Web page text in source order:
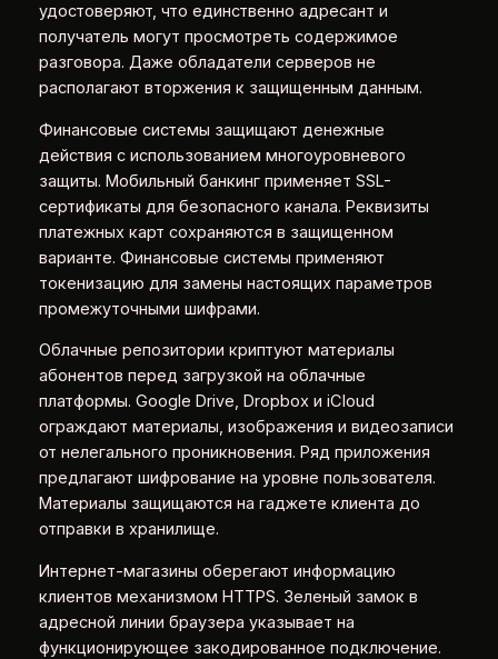
удостоверяют, что единственно адресант и
получатель могут просмотреть содержимое
разговора. Даже обладатели серверов не
располагают вторжения к защищенным данным.
Финансовые системы защищают денежные
действия с использованием многоуровневого
защиты. Мобильный банкинг применяет SSL-
сертификаты для безопасного канала. Реквизиты
платежных карт сохраняются в защищенном
варианте. Финансовые системы применяют
токенизацию для замены настоящих параметров
промежуточными шифрами.
Облачные репозитории криптуют материалы
абонентов перед загрузкой на облачные
платформы. Google Drive, Dropbox и iCloud
ограждают материалы, изображения и видеозаписи
от нелегального проникновения. Ряд приложения
предлагают шифрование на уровне пользователя.
Материалы защищаются на гаджете клиента до
отправки в хранилище.
Интернет-магазины оберегают информацию
клиентов механизмом HTTPS. Зеленый замок в
адресной линии браузера указывает на
функционирующее закодированное подключение.